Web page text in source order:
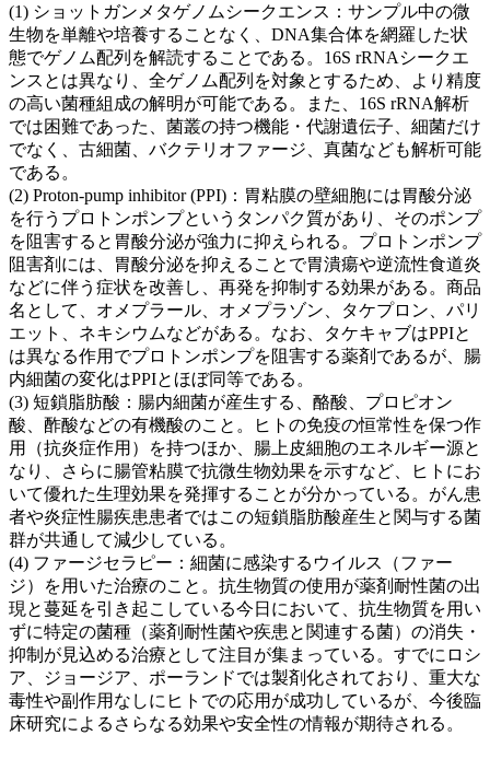
(1) ショットガンメタゲノムシークエンス：サンプル中の微
生物を単離や培養することなく、DNA集合体を網羅した状
態でゲノム配列を解読することである。16S rRNAシークエ
ンスとは異なり、全ゲノム配列を対象とするため、より精度
の高い菌種組成の解明が可能である。また、16S rRNA解析
では困難であった、菌叢の持つ機能・代謝遺伝子、細菌だけ
でなく、古細菌、バクテリオファージ、真菌なども解析可能
である。
(2) Proton-pump inhibitor (PPI)：胃粘膜の壁細胞には胃酸分泌
を行うプロトンポンプというタンパク質があり、そのポンプ
を阻害すると胃酸分泌が強力に抑えられる。プロトンポンプ
阻害剤には、胃酸分泌を抑えることで胃潰瘍や逆流性食道炎
などに伴う症状を改善し、再発を抑制する効果がある。商品
名として、オメプラール、オメプラゾン、タケプロン、パリ
エット、ネキシウムなどがある。なお、タケキャブはPPIと
は異なる作用でプロトンポンプを阻害する薬剤であるが、腸
内細菌の変化はPPIとほぼ同等である。
(3) 短鎖脂肪酸：腸内細菌が産生する、酪酸、プロピオン
酸、酢酸などの有機酸のこと。ヒトの免疫の恒常性を保つ作
用（抗炎症作用）を持つほか、腸上皮細胞のエネルギー源と
なり、さらに腸管粘膜で抗微生物効果を示すなど、ヒトにお
いて優れた生理効果を発揮することが分かっている。がん患
者や炎症性腸疾患患者ではこの短鎖脂肪酸産生と関与する菌
群が共通して減少している。
(4) ファージセラピー：細菌に感染するウイルス（ファー
ジ）を用いた治療のこと。抗生物質の使用が薬剤耐性菌の出
現と蔓延を引き起こしている今日において、抗生物質を用い
ずに特定の菌種（薬剤耐性菌や疾患と関連する菌）の消失・
抑制が見込める治療として注目が集まっている。すでにロシ
ア、ジョージア、ポーランドでは製剤化されており、重大な
毒性や副作用なしにヒトでの応用が成功しているが、今後臨
床研究によるさらなる効果や安全性の情報が期待される。